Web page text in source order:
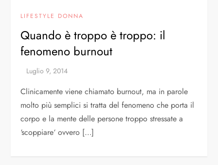
LIFESTYLE DONNA
Quando è troppo è troppo: il
fenomeno burnout
Clinicamente viene chiamato burnout, ma in parole
molto più semplici si tratta del fenomeno che porta il
corpo e la mente delle persone troppo stressate a
‘scoppiare‘ ovvero […]